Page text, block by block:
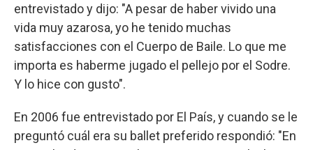
entrevistado y dijo: "A pesar de haber vivido una
vida muy azarosa, yo he tenido muchas
satisfacciones con el Cuerpo de Baile. Lo que me
importa es haberme jugado el pellejo por el Sodre.
Y lo hice con gusto".
En 2006 fue entrevistado por El País, y cuando se le
preguntó cuál era su ballet preferido respondió: "En